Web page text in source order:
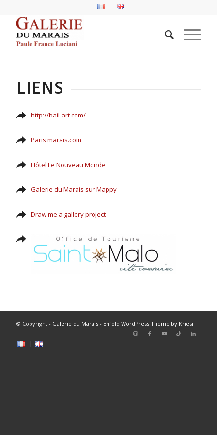
LIENS
http://bail-art.com/
Paris marais.com
Hôtel Le Nouveau Monde
Galerie du Marais sur Mappy
Draw me a gallery project
© Copyright - Galerie du Marais- Enfold WordPress Theme by Kriesi